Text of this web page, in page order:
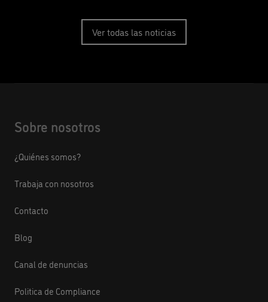
Ver todas las noticias
Sobre nosotros
¿Quiénes somos?
Trabaja con nosotros
Contacto
Blog
Canal de denuncias
Politica de Compliance